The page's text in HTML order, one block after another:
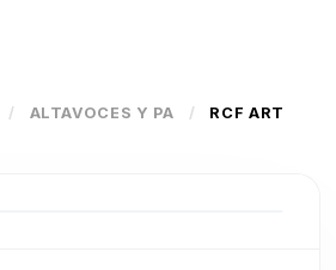
/ ALTAVOCES Y PA /
RCF ART